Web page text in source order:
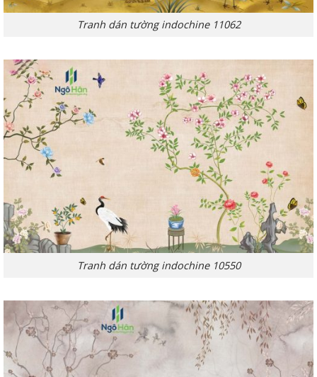
Tranh dán tường indochine 11062
Tranh dán tường indochine 10550